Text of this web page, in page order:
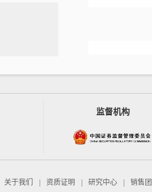
监督机构
关于我们 资质证明 研究中心
销售